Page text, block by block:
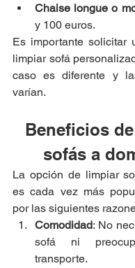
Chaise longue o
y 100 euros.
Es importante solicitar
limpiar sofá
caso es diferente y
varían.
Beneficios
sofás a
La opción de limpiar
es cada vez más
por las siguientes
Comodidad: No
sofá ni
transporte.